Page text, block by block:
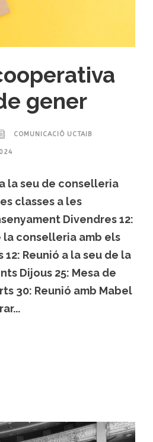
gener
COMUNICACIÓ UCTAIB
la seu de conselleria
classes a les
Divendres 12:
la conselleria amb els
Reunió a la seu de la
Dijous 25: Mesa de
30: Reunió amb Mabel